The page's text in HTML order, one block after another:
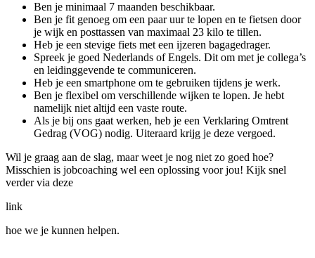
Ben je minimaal 7 maanden beschikbaar.
Ben je fit genoeg om een paar uur te lopen en te fietsen door
je wijk en posttassen van maximaal 23 kilo te tillen.
Heb je een stevige fiets met een ijzeren bagagedrager.
Spreek je goed Nederlands of Engels. Dit om met je collega’s
en leidinggevende te communiceren.
Heb je een smartphone om te gebruiken tijdens je werk.
Ben je flexibel om verschillende wijken te lopen. Je hebt
namelijk niet altijd een vaste route.
Als je bij ons gaat werken, heb je een Verklaring Omtrent
Gedrag (VOG) nodig. Uiteraard krijg je deze vergoed.
Wil je graag aan de slag, maar weet je nog niet zo goed hoe?
Misschien is jobcoaching wel een oplossing voor jou! Kijk snel
verder via deze
link
hoe we je kunnen helpen.